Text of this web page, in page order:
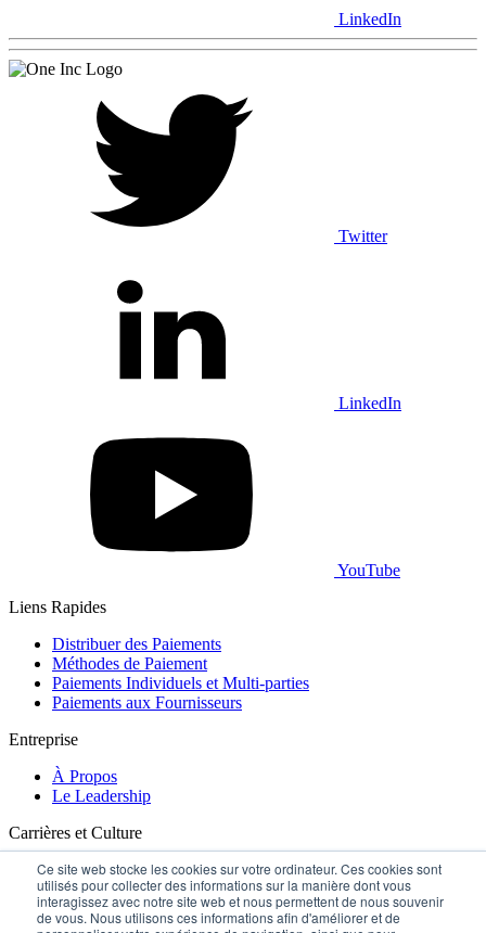
Ce site web stocke les cookies sur votre ordinateur. Ces cookies sont
utilisés pour collecter des informations sur la manière dont vous
interagissez avec notre site web et nous permettent de nous souvenir
de vous. Nous utilisons ces informations afin d'améliorer et de
LinkedIn
Twitter
LinkedIn
YouTube
Liens Rapides
Distribuer des Paiements
Méthodes de Paiement
Paiements Individuels et Multi-parties
Paiements aux Fournisseurs
Entreprise
À Propos
Le Leadership
Carrières et Culture
Carrières
Contactez-nous